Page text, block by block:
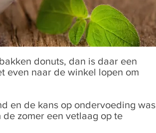
donuts, dan is daar een
even naar de winkel lopen om
en de kans op ondervoeding was
zomer een vetlaag op te